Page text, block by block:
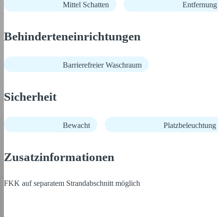
Mittel Schatten
Behinderteneinrichtungen
Barrierefreier Waschraum
Sicherheit
Bewacht Platzbeleuchtung
Zusatzinformationen
FKK auf separatem Strandabschnitt möglich